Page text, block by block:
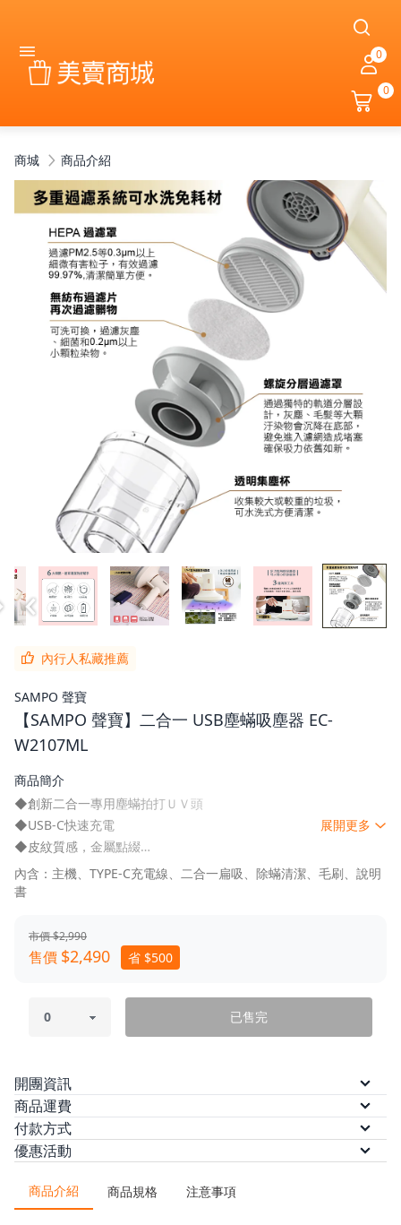
0
0
商城 商品介紹
內行人私藏推薦
SAMPO 聲寶
【SAMPO 聲寶】二合一 USB塵蟎吸塵器 EC-
W2107ML
商品簡介
◆創新二合一專用塵蟎拍打ＵＶ頭
◆USB-C快速充電
◆皮紋質感，金屬點綴
◆超大7Kpa吸力
◆最常使用達25分鐘
◆2200毫安培高效鋰電池
展開更多
內含：主機、TYPE-C充電線、二合一扁吸、除蟎清潔、毛刷、說明
書
市價 $2,990
售價 $2,490 省 $500
已售完
開團資訊
預計出貨
出貨。
商品運費
本方案無法配送離島，限台灣本島配送
本島運費
付款方式
ATM轉帳
付 / 街口支付
優惠活動
1,500 折 88
商品介紹 商品規格 注意事項